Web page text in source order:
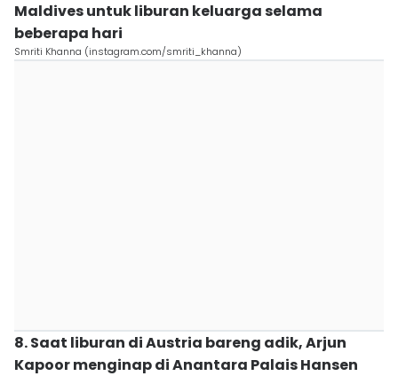
Maldives untuk liburan keluarga selama
beberapa hari
Smriti Khanna (instagram.com/smriti_khanna)
8. Saat liburan di Austria bareng adik, Arjun
Kapoor menginap di Anantara Palais Hansen